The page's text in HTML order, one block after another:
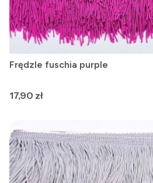
Frędzle fuschia purple
Cena
17,90 zł